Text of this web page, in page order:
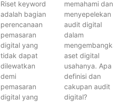
Riset keyword
adalah bagian
perencanaan
pemasaran
digital yang
tidak dapat
dilewatkan
demi
pemasaran
digital yang
memahami dan
menyepelekan
audit digital
dalam
mengembangkan
aset digital
usahanya. Apa
definisi dan
cakupan audit
digital?